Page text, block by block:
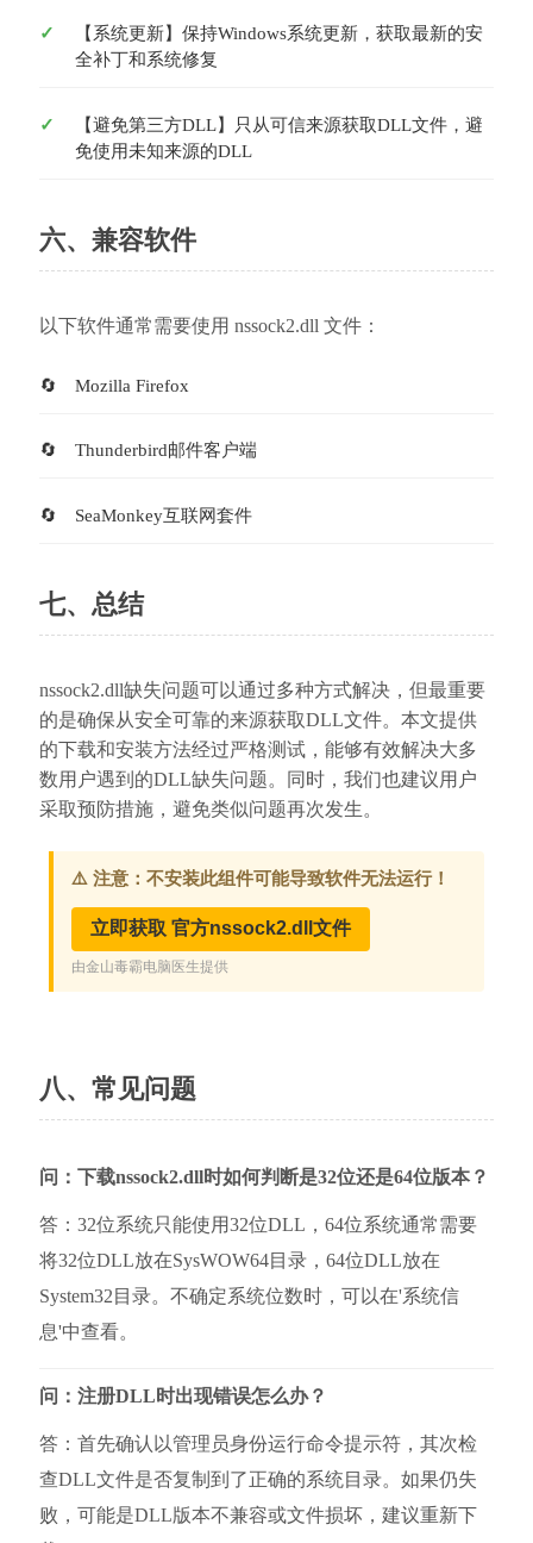
【系统更新】保持Windows系统更新，获取最新的安
全补丁和系统修复
【避免第三方DLL】只从可信来源获取DLL文件，避
免使用未知来源的DLL
六、兼容软件
以下软件通常需要使用 nssock2.dll 文件：
Mozilla Firefox
Thunderbird邮件客户端
SeaMonkey互联网套件
七、总结
nssock2.dll缺失问题可以通过多种方式解决，但最重要
的是确保从安全可靠的来源获取DLL文件。本文提供
的下载和安装方法经过严格测试，能够有效解决大多
数用户遇到的DLL缺失问题。同时，我们也建议用户
采取预防措施，避免类似问题再次发生。
八、常见问题
问：下载nssock2.dll时如何判断是32位还是64位版本？
答：32位系统只能使用32位DLL，64位系统通常需要
将32位DLL放在SysWOW64目录，64位DLL放在
System32目录。不确定系统位数时，可以在'系统信
息'中查看。
问：注册DLL时出现错误怎么办？
答：首先确认以管理员身份运行命令提示符，其次检
查DLL文件是否复制到了正确的系统目录。如果仍失
败，可能是DLL版本不兼容或文件损坏，建议重新下